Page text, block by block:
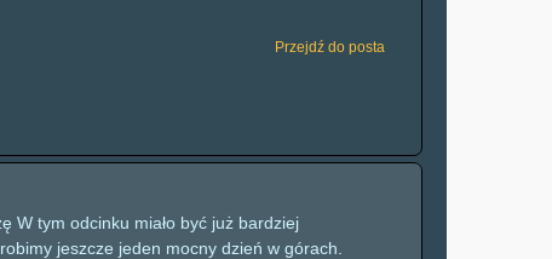
Przejdź do posta
W tym odcinku miało być już bardziej
jeszcze jeden mocny dzień w górach.